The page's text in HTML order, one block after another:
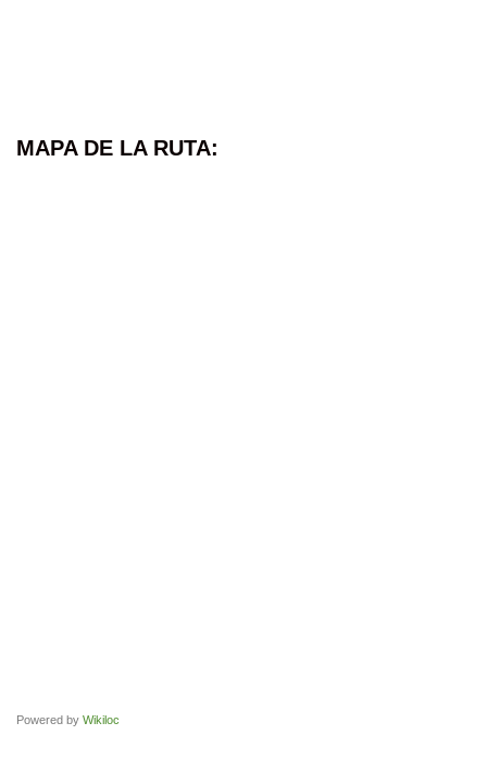
MAPA DE LA RUTA:
Powered by Wikiloc